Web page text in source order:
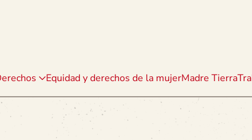
Equidad y derechos de la mujerMadre Tierra